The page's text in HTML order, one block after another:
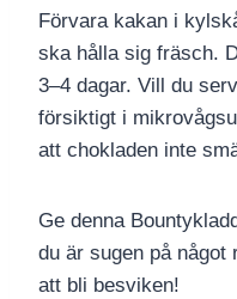
Förvara kakan i
ska hålla sig fräsch.
3–4 dagar. Vill du
försiktigt i
att chokladen inte
Ge denna
du är sugen på
att bli besviken!